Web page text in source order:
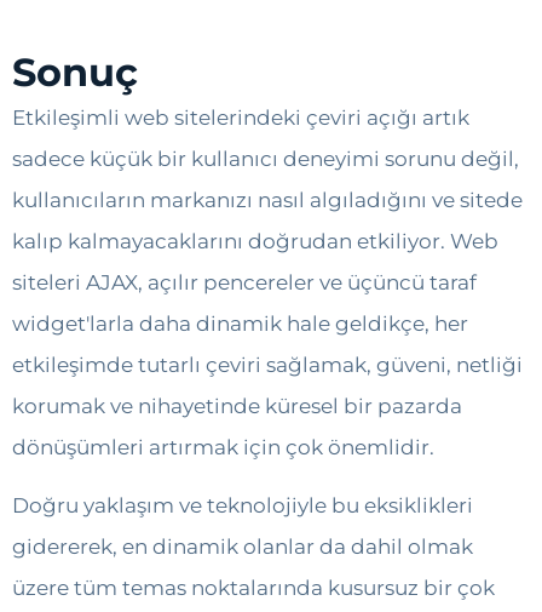
Sonuç
Etkileşimli web sitelerindeki çeviri açığı artık
sadece küçük bir kullanıcı deneyimi sorunu değil,
kullanıcıların markanızı nasıl algıladığını ve sitede
kalıp kalmayacaklarını doğrudan etkiliyor. Web
siteleri AJAX, açılır pencereler ve üçüncü taraf
widget'larla daha dinamik hale geldikçe, her
etkileşimde tutarlı çeviri sağlamak, güveni, netliği
korumak ve nihayetinde küresel bir pazarda
dönüşümleri artırmak için çok önemlidir.
Doğru yaklaşım ve teknolojiyle bu eksiklikleri
gidererek, en dinamik olanlar da dahil olmak
üzere tüm temas noktalarında kusursuz bir çok